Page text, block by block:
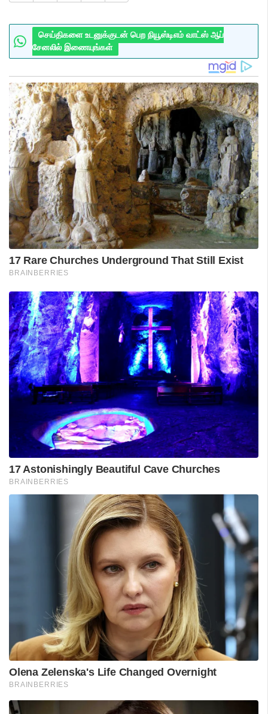
செய்திகளை உடனுக்குடன் பெற நியூஸ்டிஎம் வாட்ஸ் ஆப்
சேனலில் இணையுங்கள்